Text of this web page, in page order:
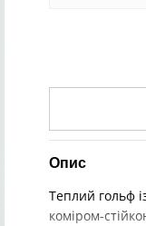
Опис
Теплий гольф
коміром-